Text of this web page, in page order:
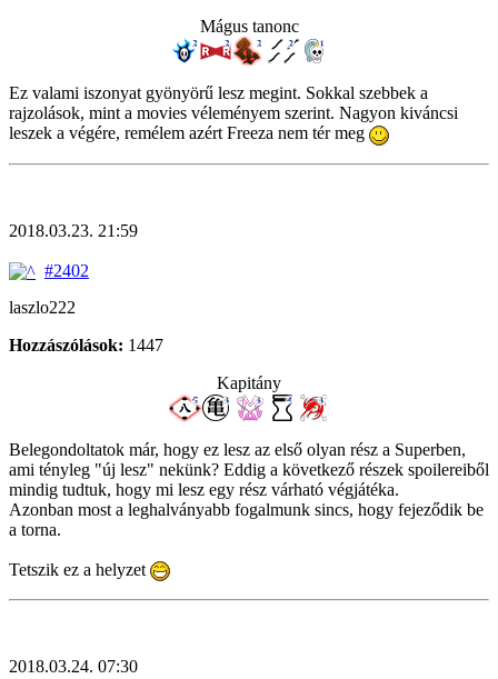
Mágus tanonc
Ez valami iszonyat gyönyörű lesz megint. Sokkal szebbek a
rajzolások, mint a movies véleményem szerint. Nagyon kiváncsi
leszek a végére, remélem azért Freeza nem tér meg
2018.03.23. 21:59
#2402
laszlo222
Hozzászólások: 1447
Kapitány
Belegondoltatok már, hogy ez lesz az első olyan rész a Superben,
ami tényleg "új lesz" nekünk? Eddig a következő részek spoilereiből
mindig tudtuk, hogy mi lesz egy rész várható végjátéka.
Azonban most a leghalványabb fogalmunk sincs, hogy fejeződik be
a torna.
Tetszik ez a helyzet
2018.03.24. 07:30